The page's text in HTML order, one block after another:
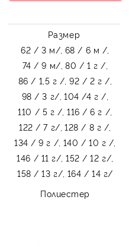
Размер
62 / 3 м/, 68 / 6 м /,
74 / 9 м/, 80 / 1 г /,
86 / 1,5 г /, 92 / 2 г /,
98 / 3 г/, 104 /4 г /,
110 / 5 г /, 116 / 6 г /,
122 / 7 г/, 128 / 8 г /,
134 / 9 г /, 140 / 10 г /,
146 / 11 г/, 152 / 12 г/,
158 / 13 г/, 164 / 14 г/
Полиестер